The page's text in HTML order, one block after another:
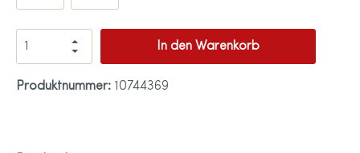
In den Warenkorb
Produktnummer: 10744369